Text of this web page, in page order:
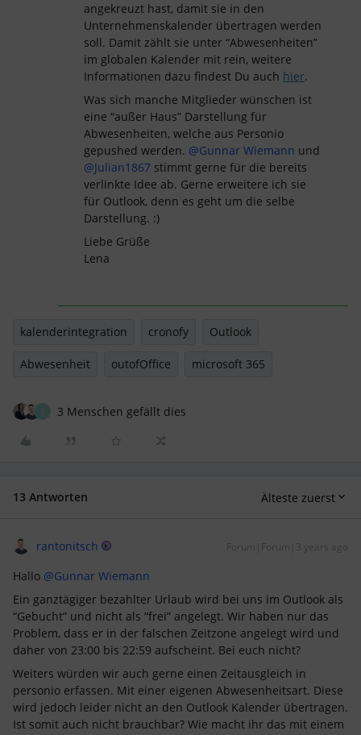
angekreuzt hast, damit sie in den
Unternehmenskalender übertragen werden
soll. Damit zählt sie unter “Abwesenheiten”
im globalen Kalender mit rein, weitere
Informationen dazu findest Du auch hier.
Was sich manche Mitglieder wünschen ist
eine “außer Haus” Darstellung für
Abwesenheiten, welche aus Personio
gepushed werden. @Gunnar Wiemann und
@Julian1867 stimmt gerne für die bereits
verlinkte Idee ab. Gerne erweitere ich sie
für Outlook, denn es geht um die selbe
Darstellung. :)
Liebe Grüße
Lena
kalenderintegration cronofy Outlook
Abwesenheit outofOffice microsoft 365
3 Menschen gefällt dies
13 Antworten Älteste zuerst
rantonitsch Forum|Forum|3 years ago
Hallo @Gunnar Wiemann
Ein ganztägiger bezahlter Urlaub wird bei uns im Outlook als
“Gebucht” und nicht als “frei” angelegt. Wir haben nur das
Problem, dass er in der falschen Zeitzone angelegt wird und
daher von 23:00 bis 22:59 aufscheint. Bei euch nicht?
Weiters würden wir auch gerne einen Zeitausgleich in
personio erfassen. Mit einer eigenen Abwesenheitsart. Diese
wird jedoch leider nicht an den Outlook Kalender übertragen.
Ist somit auch nicht brauchbar? Wie macht ihr das mit einem